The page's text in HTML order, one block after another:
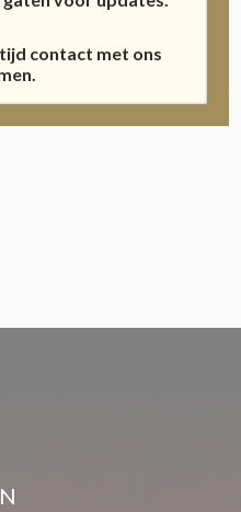
contact met ons